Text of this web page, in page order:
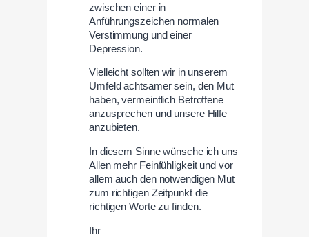
zwischen einer in
Anführungszeichen normalen
Verstimmung und einer
Depression.
Vielleicht sollten wir in unserem
Umfeld achtsamer sein, den Mut
haben, vermeintlich Betroffene
anzusprechen und unsere Hilfe
anzubieten.
In diesem Sinne wünsche ich uns
Allen mehr Feinfühligkeit und vor
allem auch den notwendigen Mut
zum richtigen Zeitpunkt die
richtigen Worte zu finden.
Ihr